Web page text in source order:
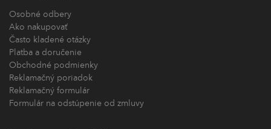
Osobné odbery
Ako nakupovať
Často kladené otázky
Platba a doručenie
Obchodné podmienky
Reklamačný poriadok
Reklamačný formulár
Formulár na odstúpenie od zmluvy